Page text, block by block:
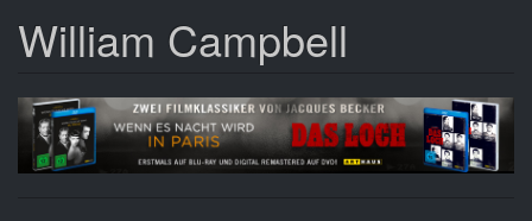
William Campbell